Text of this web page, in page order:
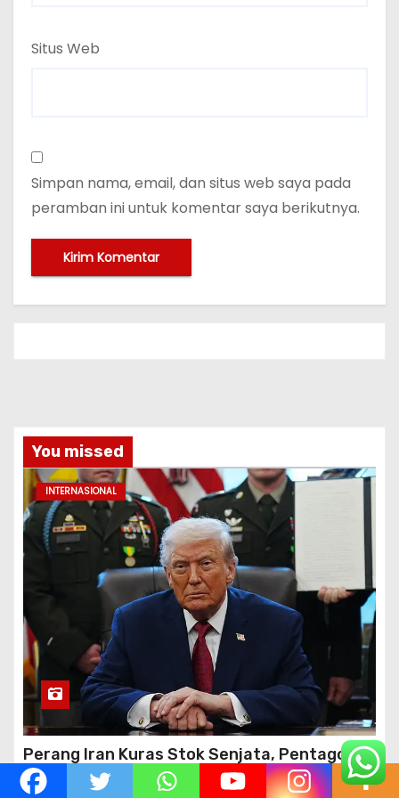
Situs Web
Simpan nama, email, dan situs web saya pada
peramban ini untuk komentar saya berikutnya.
You missed
INTERNASIONAL
Perang Iran Kuras Stok Senjata, Pentagon
Minta Industri Pertahanan Genjot Produksi